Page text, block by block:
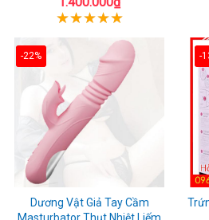
-22%
Dương Vật Giả Tay Cầm
Masturbator Thụt Nhiệt Liếm
-